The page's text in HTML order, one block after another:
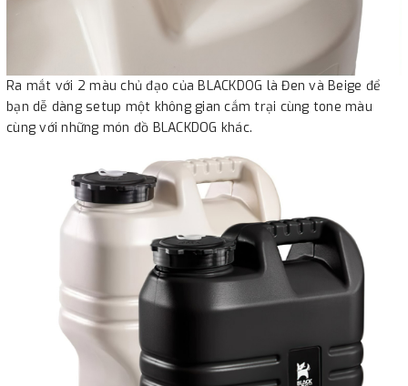
Ra mắt với 2 màu chủ đạo của BLACKDOG là Đen và Beige để
bạn dễ dàng setup một không gian cắm trại cùng tone màu
cùng với những món đồ BLACKDOG khác.